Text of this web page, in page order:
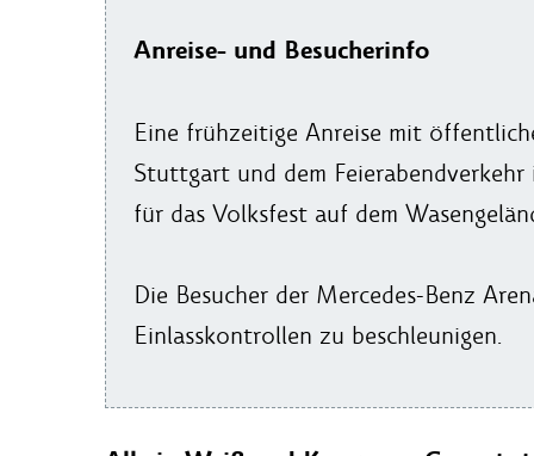
Anreise- und Besucherinfo
Eine frühzeitige Anreise mit
Stuttgart und dem
für das Volksfest auf dem
Die Besucher der Mercedes-Benz
Einlasskontrollen zu beschleunigen.